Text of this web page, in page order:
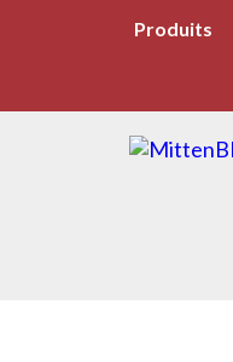
Produits